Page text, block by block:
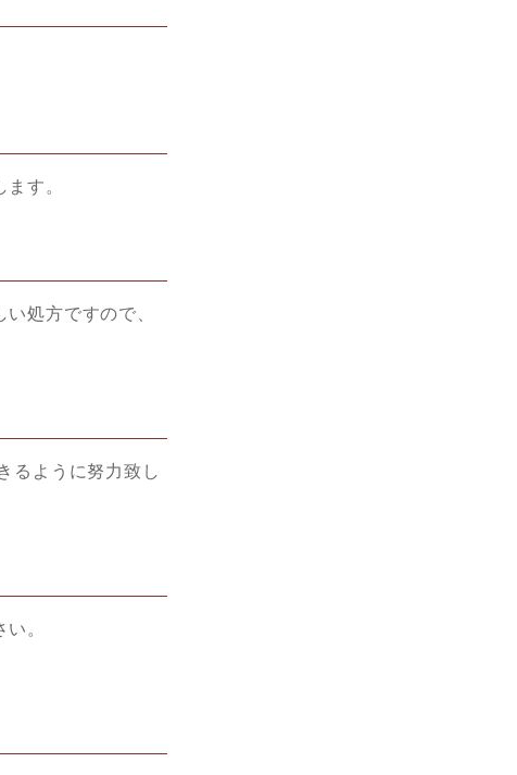
す。
処方ですので、
るように努力致し
。